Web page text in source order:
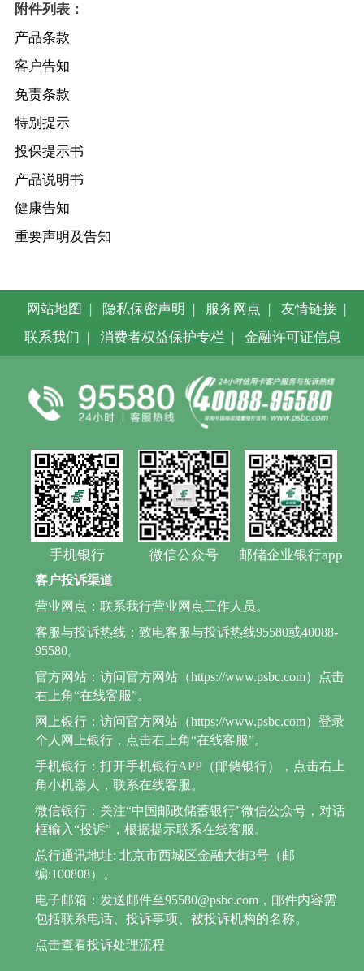
附件列表：
产品条款
客户告知
免责条款
特别提示
投保提示书
产品说明书
健康告知
重要声明及告知
网站地图 | 隐私保密声明 | 服务网点 | 友情链接 |
联系我们 | 消费者权益保护专栏 | 金融许可证信息
手机银行 微信公众号 邮储企业银行app
客户投诉渠道
营业网点：联系我行营业网点工作人员。
客服与投诉热线：致电客服与投诉热线95580或40088-
95580。
官方网站：访问官方网站（https://www.psbc.com）点击
右上角“在线客服”。
网上银行：访问官方网站（https://www.psbc.com）登录
个人网上银行，点击右上角“在线客服”。
手机银行：打开手机银行APP（邮储银行），点击右上
角小机器人，联系在线客服。
微信银行：关注“中国邮政储蓄银行”微信公众号，对话
框输入“投诉”，根据提示联系在线客服。
总行通讯地址: 北京市西城区金融大街3号（邮
编:100808）。
电子邮箱：发送邮件至95580@psbc.com，邮件内容需
包括联系电话、投诉事项、被投诉机构的名称。
点击查看投诉处理流程